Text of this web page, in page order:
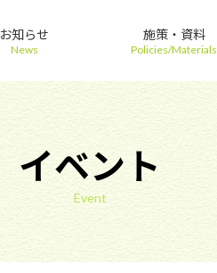
お知らせ
News
施策・資料
Policies/Materials
イベント
Event